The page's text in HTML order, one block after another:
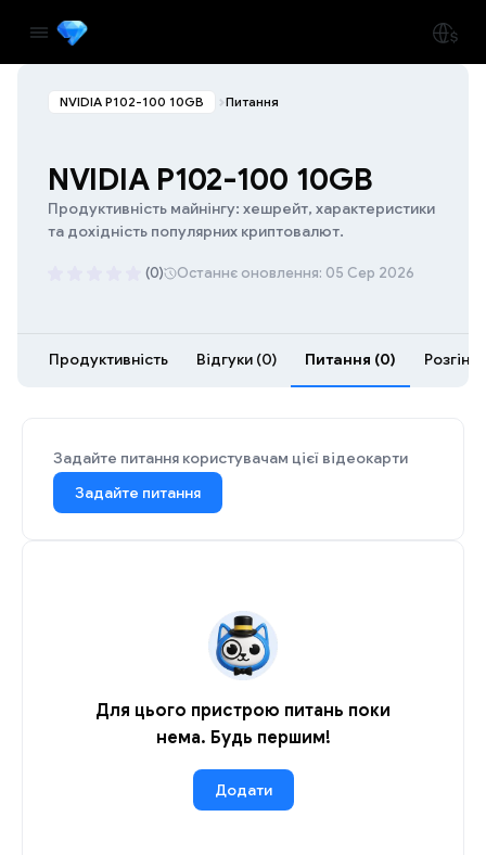
NVIDIA P102-100 10GB Питання
NVIDIA P102-100 10GB
Продуктивність майнінгу: хешрейт, характеристики
та дохідність популярних криптовалют.
(0) Останнє оновлення: 05 Сер 2026
Продуктивність Відгуки (0) Питання (0) Розгін
Задайте питання користувачам цієї відеокарти
Задайте питання
Для цього пристрою питань поки
нема. Будь першим!
Додати